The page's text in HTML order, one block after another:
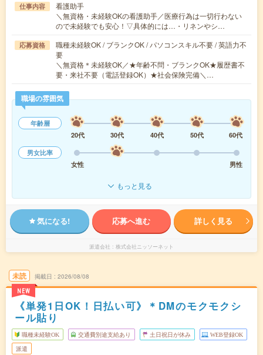
仕事内容
看護助手
＼無資格・未経験OKの看護助手／医療行為は一切行わない
ので未経験でも安心！▽具体的には…・リネンやシ…
応募資格
職種未経験OK / ブランクOK / パソコンスキル不要 / 英語力不
要
＼無資格＊未経験OK／★年齢不問・ブランクOK★履歴書不
要・来社不要（電話登録OK）★社会保険完備＼…
職場の雰囲気
年齢層
20代
30代 40代 50代
60代
男女比率
女性
男性
もっと見る
気になる! 応募へ進む 詳しく見る
派遣会社 株式会社ニッソーネット
未読
NEW
掲載日 2026/08/08
《単発1日OK！日払い可》＊DMのモクモクシ
ール貼り
職種未経験OK 交通費別途支給あり 土日祝日が休み WEB登録OK
派遣